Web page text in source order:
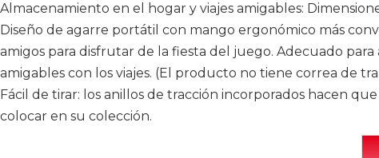
Almacenamiento en el hogar y viajes amigables:
Diseño de agarre portátil con mango ergonómico más
amigos para disfrutar de la fiesta del juego. Adecuado
amigables con los viajes. (El producto no tiene correa de
Fácil de tirar: los anillos de tracción incorporados hacen
colocar en su colección.